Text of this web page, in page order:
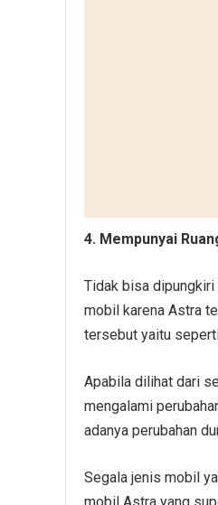
4. Mempunyai
Tidak bisa
mobil karena Astra
tersebut yaitu
Apabila dilihat dari
mengalami
adanya perubahan
Segala jenis mobil